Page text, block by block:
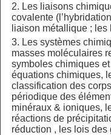
2. Les liaisons
covalente
liaison métallique ;
3. Les systèmes
masses moléculaires
symboles chimiques
équations chimiques,
classification des
périodique des
minéraux & ioniques,
réactions de
réduction , les lois des